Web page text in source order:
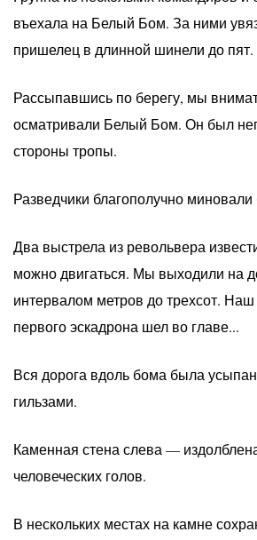
въехала на Белый Бом. За ними
пришелец в длинной шинели до пят.
Рассыпавшись по берегу, мы
осматривали Белый Бом. Он был
стороны тропы.
Разведчики благополучно
Два выстрела из револьвера
можно двигаться. Мы выходили на
интервалом метров до трехсот.
первого эскадрона шел во главе...
Вся дорога вдоль бома была
гильзами.
Каменная стена слева —
человеческих голов.
В нескольких местах на камне